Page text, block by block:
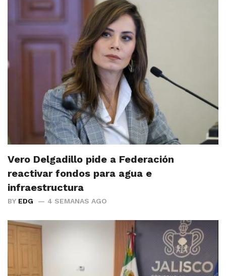
Vero Delgadillo pide a Federación
reactivar fondos para agua e
infraestructura
BY EDG 4 SEMANAS AGO